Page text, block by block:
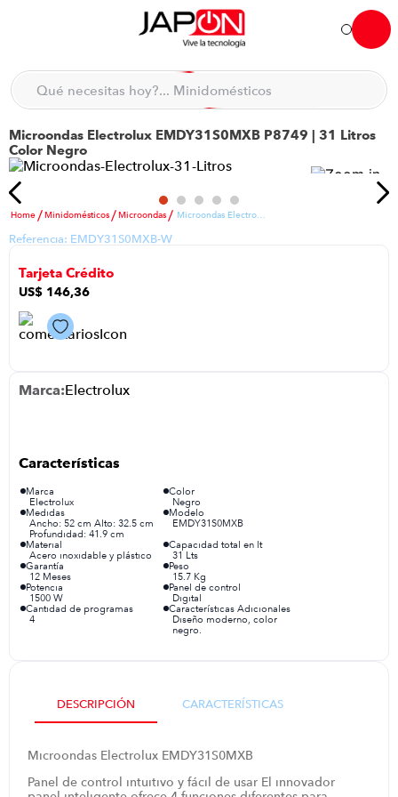
Hola... qué necesitas hoy?
Qué necesitas hoy?... Accesorios de cocina
Microondas Electrolux EMDY31S0MXB P8749 | 31 Litros
Color Negro
Minidomésticos Microondas Microondas Electrolux EMDY31S0MXB P8749 | 31 Litros Color Negro
Referencia: EMDY31S0MXB-W
Tarjeta Crédito
US$ 146,36
Electrolux
Marca
Electrolux
Color
Negro
Medidas
Ancho: 52 cm Alto: 32.5 cm
Profundidad: 41.9 cm
Modelo
EMDY31S0MXB
Material
Acero inoxidable y plástico
Capacidad total en lt
31 Lts
Garantía
12 Meses
Peso
15.7 Kg
Potencia
1500 W
Panel de control
Digital
Cantidad de programas
4
Características Adicionales
Diseño moderno, color
negro.
DESCRIPCIÓN CARACTERÍSTICAS
Microondas Electrolux EMDY31S0MXB
Panel de control intuitivo y fácil de usar El innovador
TÉRMINOS MÁS BUSCADOS
1. moto
lavadora
5 . scooter
. laptop
congelador